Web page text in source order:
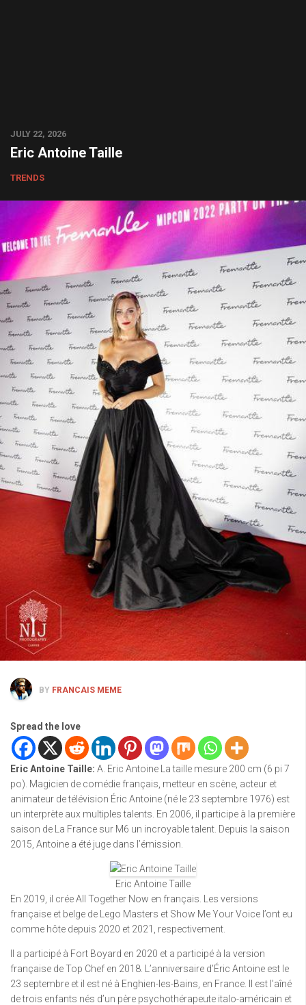
JULY 22, 2026
Eric Antoine Taille
TRENDS
BY FRANCAIS MEME
Spread the love
Eric Antoine Taille: A. Eric Antoine La taille mesure 200 cm (6 pi 7
po). Magicien de comédie français, metteur en scène, acteur et
animateur de télévision Éric Antoine (né le 23 septembre 1976) est
un interprète aux multiples talents. En 2006, il participe à la première
saison de La France sur M6 un incroyable talent. Depuis la saison
2015, Antoine a été juge dans l’émission.
Eric Antoine Taille
En 2019, il crée All Together Now en français. Les versions
française et belge de Lego Masters et Show Me Your Voice l’ont eu
comme hôte depuis 2020 et 2021, respectivement.
Il a participé à Fort Boyard en 2020 et a participé à la version
française de Top Chef en 2018. L’anniversaire d’Éric Antoine est le
23 septembre et il est né à Enghien-les-Bains, en France. Il est l’aîné
de trois enfants nés d’un père psychothérapeute italo-américain et